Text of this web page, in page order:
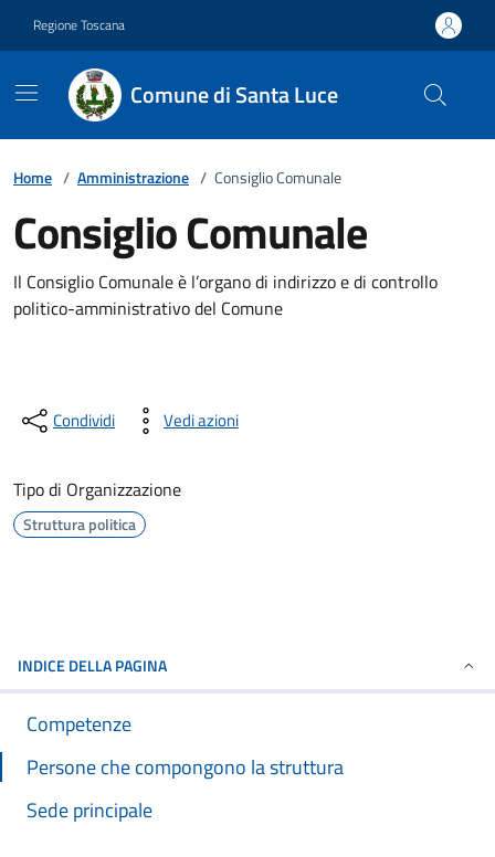
Regione Toscana
Comune di Santa Luce
Home / Amministrazione / Consiglio Comunale
Consiglio Comunale
Il Consiglio Comunale è l’organo di indirizzo e di controllo
politico-amministrativo del Comune
Condividi Vedi azioni
Tipo di Organizzazione
Struttura politica
INDICE DELLA PAGINA
Competenze
Persone che compongono la struttura
Sede principale